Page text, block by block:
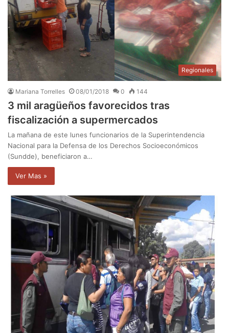
Regionales
Mariana Torrelles 08/01/2018 0 144
3 mil aragüeños favorecidos tras
fiscalización a supermercados
La mañana de este lunes funcionarios de la Superintendencia
Nacional para la Defensa de los Derechos Socioeconómicos
(Sundde), beneficiaron a…
Ver Mas »